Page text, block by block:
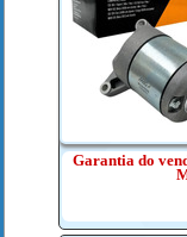
Garantia do